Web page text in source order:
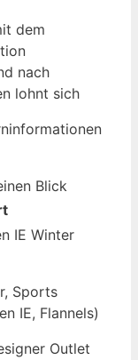
dem
nach
lohnt sich
Blick
IE Winter
Sports
IE, Flannels)
Outlet